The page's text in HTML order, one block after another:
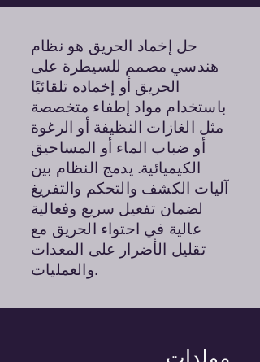
حل إخماد الحريق هو نظام
هندسي مصمم للسيطرة على
الحريق أو إخماده تلقائيًا
باستخدام مواد إطفاء متخصصة
مثل الغازات النظيفة أو الرغوة
أو ضباب الماء أو المساحيق
الكيميائية. يدمج النظام بين
آليات الكشف والتحكم والتفريغ
لضمان تفعيل سريع وفعالية
عالية في احتواء الحريق مع
تقليل الأضرار على المعدات
والعمليات.